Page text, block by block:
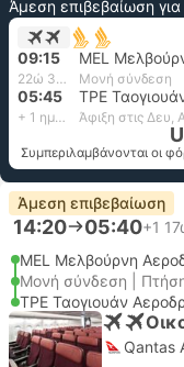
Άμεση επιβεβαίωση
09:15
22ώ 30λεπτά Μονή σύνδεση
05:45
+ 1 ημέρα Άφιξη στις Δευ,
Συμπεριλαμβάνονται οι
Άμεση επιβεβαίωση
14:20 05:40+1
MEL Μελβούρνη
Μονή σύνδεση |
TPE Ταογιουάν
Qantas